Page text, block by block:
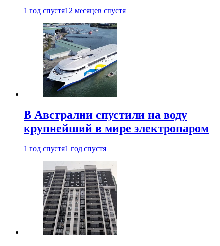
1 год спустя12 месяцев спустя
В Австралии спустили на воду
крупнейший в мире электропаром
1 год спустя1 год спустя